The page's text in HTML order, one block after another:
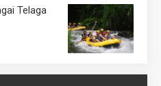
Telaga